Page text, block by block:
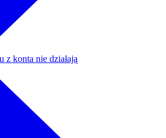
z konta nie działają